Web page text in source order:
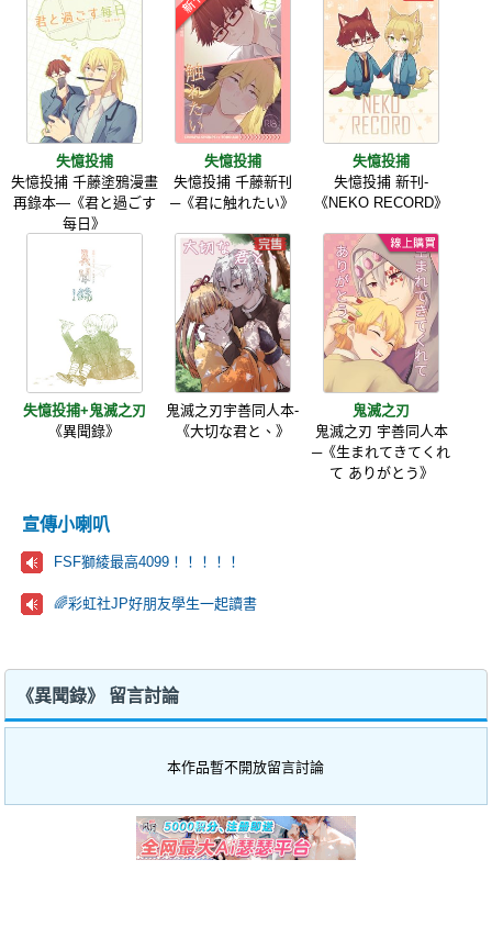
失憶投捕
失憶投捕 千藤塗鴉漫畫
再錄本—《君と過ごす
每日》
失憶投捕
失憶投捕 千藤新刊
─《君に触れたい》
失憶投捕
失憶投捕 新刊-
《NEKO RECORD》
失憶投捕+鬼滅之刃
《異聞錄》
鬼滅之刃宇善同人本-
《大切な君と、》
鬼滅之刃
鬼滅之刃 宇善同人本
─《生まれてきてくれ
て ありがとう》
宣傳小喇叭
FSF獅綾最高4099！！！！！
🌈彩虹社JP好朋友學生一起讀書
《異聞錄》 留言討論
本作品暫不開放留言討論